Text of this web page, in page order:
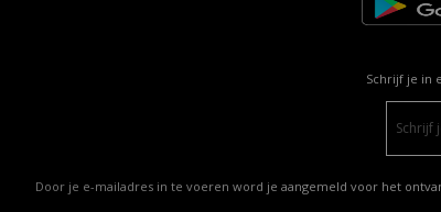
Schrijf je in
Door je e-mailadres in te voeren word je aangemeld voor het